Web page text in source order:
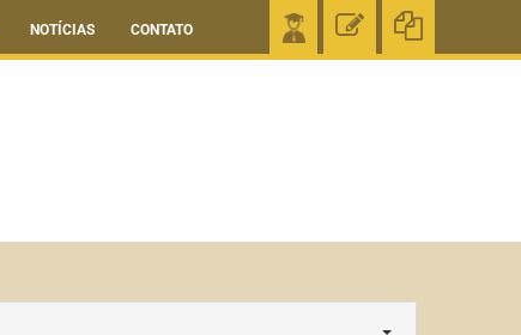
NOTÍCIAS CONTATO